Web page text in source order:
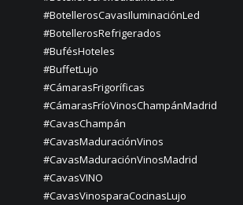
#BotellerosCavasIluminaciónLed
#BotellerosRefrigerados
#BufésHoteles
#BuffetLujo
#CámarasFrigoríficas
#CámarasFríoVinosChampánMadrid
#CavasChampán
#CavasMaduraciónVinos
#CavasMaduraciónVinosMadrid
#CavasVINO
#CavasVinosparaCocinasLujo